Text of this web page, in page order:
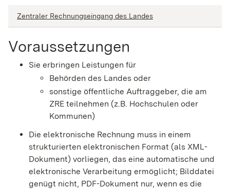
Zentraler Rechnungseingang des Landes
Voraussetzungen
Sie erbringen Leistungen für
Behörden des Landes oder
sonstige öffentliche Auftraggeber, die am
ZRE teilnehmen (z.B. Hochschulen oder
Kommunen)
Die elektronische Rechnung muss in einem
strukturierten elektronischen Format (als XML-
Dokument) vorliegen, das eine automatische und
elektronische Verarbeitung ermöglicht; Bilddatei
genügt nicht, PDF-Dokument nur, wenn es die